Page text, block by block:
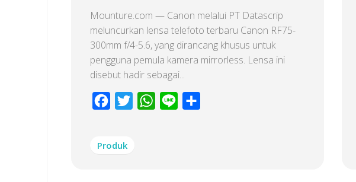
Mounture.com — Canon melalui PT Datascrip
meluncurkan lensa telefoto terbaru Canon RF75-
300mm f/4-5.6, yang dirancang khusus untuk
pengguna pemula kamera mirrorless. Lensa ini
disebut hadir sebagai...
Facebook
Twitter WhatsApp
Line
Produk